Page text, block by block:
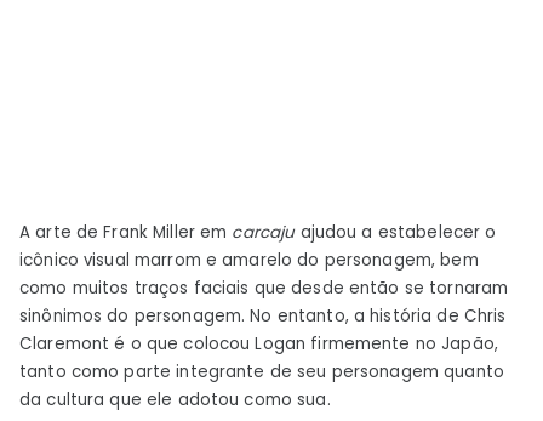
A arte de Frank Miller em carcajuajudou a estabelecer o
icônico visual marrom e amarelo do personagem, bem
como muitos traços faciais que desde então se tornaram
sinônimos do personagem. No entanto, a história de Chris
Claremont é o que colocou Logan firmemente no Japão,
tanto como parte integrante de seu personagem quanto
da cultura que ele adotou como sua.